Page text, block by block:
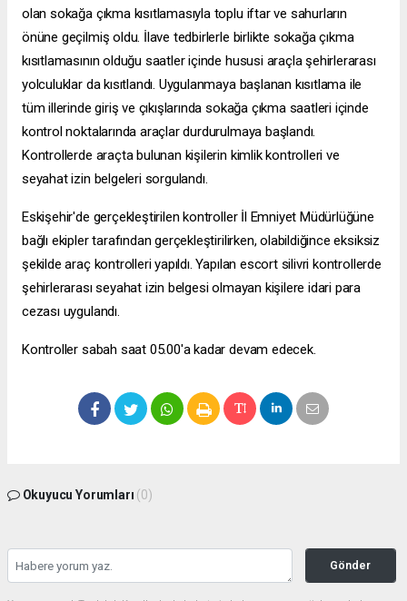
olan sokağa çıkma kısıtlamasıyla toplu iftar ve sahurların
önüne geçilmiş oldu. İlave tedbirlerle birlikte sokağa çıkma
kısıtlamasının olduğu saatler içinde hususi araçla şehirlerarası
yolculuklar da kısıtlandı. Uygulanmaya başlanan kısıtlama ile
tüm illerinde giriş ve çıkışlarında sokağa çıkma saatleri içinde
kontrol noktalarında araçlar durdurulmaya başlandı.
Kontrollerde araçta bulunan kişilerin kimlik kontrolleri ve
seyahat izin belgeleri sorgulandı.
Eskişehir'de gerçekleştirilen kontroller İl Emniyet Müdürlüğüne
bağlı ekipler tarafından gerçekleştirilirken, olabildiğince eksiksiz
şekilde araç kontrolleri yapıldı. Yapılan escort silivri kontrollerde
şehirlerarası seyahat izin belgesi olmayan kişilere idari para
cezası uygulandı.
Kontroller sabah saat 05.00'a kadar devam edecek.
Okuyucu Yorumları (0)
Gönder